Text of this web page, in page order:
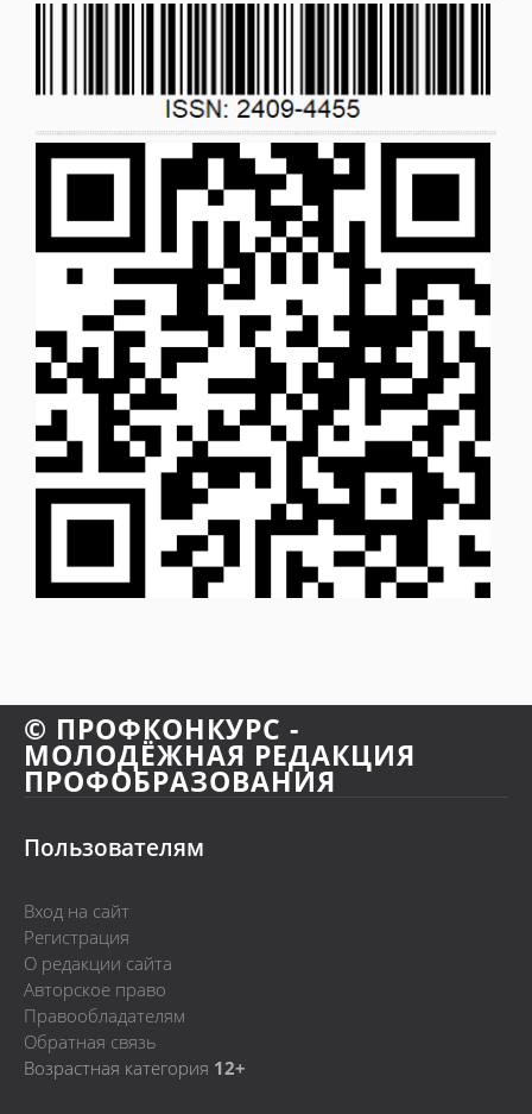
© ПРОФКОНКУРС -
МОЛОДЁЖНАЯ РЕДАКЦИЯ
ПРОФОБРАЗОВАНИЯ
Пользователям
Вход на сайт
Регистрация
О редакции сайта
Авторское право
Правообладателям
Обратная связь
Возрастная категория 12+